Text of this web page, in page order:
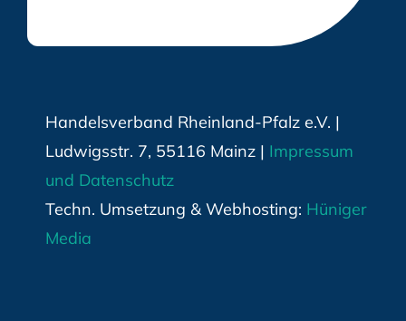
Handelsverband Rheinland-Pfalz e.V. |
Ludwigsstr. 7, 55116 Mainz | Impressum
und Datenschutz
Techn. Umsetzung & Webhosting: Hüniger
Media